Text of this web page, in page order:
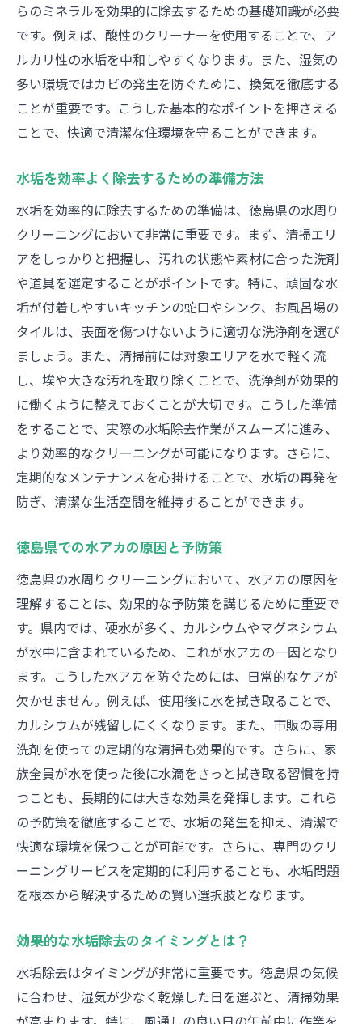
水回りクリーニングでよくあるミスとその
対策
専門家のアドバイスで快適な住環境を実現
頑固な水アカを撃退徳島県での水周りクリーニ
ングテクニック
徳島県での水アカ状態に合ったクリーニン
グ方法
カビと水アカを同時に除去するテクニック
頑固な水アカを諦めずに除去するための工
夫
プロも驚く家庭でできる水アカ除去術
水アカ再発を防ぐためのメンテナンス法
徳島県の水周りクリーニングで快適な暮らしを
手に入れる方法
水周りクリーニングがもたらす暮らしの変
化
清潔な水回りが健康に与える影響
徳島県の家庭で実践する快適ライフのヒン
クリーニングによる環境改善とその効果
水周りクリーニングで得られる家族の安心
快適な暮らしを支える継続的なメンテナン
ス
水垢除去のプロが教える徳島県での効果的なク
リーニング術
プロが教える短時間での水垢除去法
水垢除去の効果を最大化する方法
徳島県の家庭で簡単にできるプロの技
水垢除去における重要なステップとは
効果的なクリーニングで省エネ生活を実現
プロの知識を活かした持続可能なクリーニ
ング
徳島県における水周りクリーニングの実用的な
日常から始める水垢予防のコツ
水周りの快適さを保つ日々の習慣
徳島県の家族向け簡単クリーニングガイド
らのミネラルを効果的に除去するための基礎知識が必要
です。例えば、酸性のクリーナーを使用することで、ア
ルカリ性の水垢を中和しやすくなります。また、湿気の
多い環境ではカビの発生を防ぐために、換気を徹底する
ことが重要です。こうした基本的なポイントを押さえる
ことで、快適で清潔な住環境を守ることができます。
水垢を効率よく除去するための準備方法
水垢を効率的に除去するための準備は、徳島県の水周り
クリーニングにおいて非常に重要です。まず、清掃エリ
アをしっかりと把握し、汚れの状態や素材に合った洗剤
や道具を選定することがポイントです。特に、頑固な水
垢が付着しやすいキッチンの蛇口やシンク、お風呂場の
タイルは、表面を傷つけないように適切な洗浄剤を選び
ましょう。また、清掃前には対象エリアを水で軽く流
し、埃や大きな汚れを取り除くことで、洗浄剤が効果的
に働くように整えておくことが大切です。こうした準備
をすることで、実際の水垢除去作業がスムーズに進み、
より効率的なクリーニングが可能になります。さらに、
定期的なメンテナンスを心掛けることで、水垢の再発を
防ぎ、清潔な生活空間を維持することができます。
徳島県での水アカの原因と予防策
徳島県の水周りクリーニングにおいて、水アカの原因を
理解することは、効果的な予防策を講じるために重要で
す。県内では、硬水が多く、カルシウムやマグネシウム
が水中に含まれているため、これが水アカの一因となり
ます。こうした水アカを防ぐためには、日常的なケアが
欠かせません。例えば、使用後に水を拭き取ることで、
カルシウムが残留しにくくなります。また、市販の専用
洗剤を使っての定期的な清掃も効果的です。さらに、家
族全員が水を使った後に水滴をさっと拭き取る習慣を持
つことも、長期的には大きな効果を発揮します。これら
の予防策を徹底することで、水垢の発生を抑え、清潔で
快適な環境を保つことが可能です。さらに、専門のクリ
ーニングサービスを定期的に利用することも、水垢問題
を根本から解決するための賢い選択肢となります。
効果的な水垢除去のタイミングとは？
水垢除去はタイミングが非常に重要です。徳島県の気候
に合わせ、湿気が少なく乾燥した日を選ぶと、清掃効果